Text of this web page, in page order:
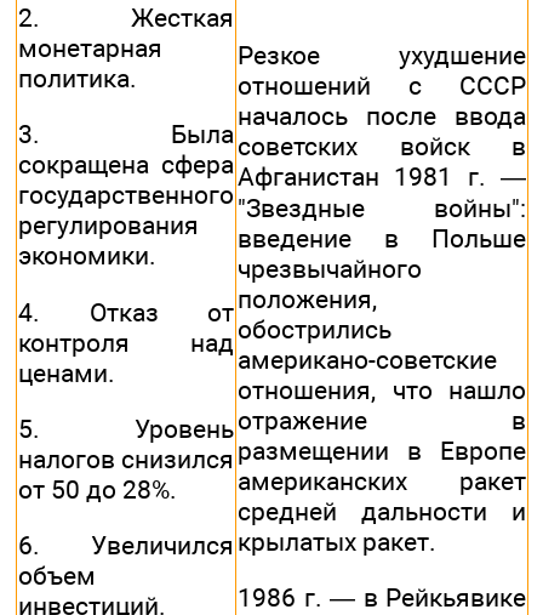
2. Жесткая
монетарная
политика.
3. Была
сокращена сфера
государственного
регулирования
экономики.
4. Отказ от
контроля над
ценами.
5. Уровень
налогов снизился
от 50 до 28%.
6. Увеличился
объем
инвестиций.
Резкое ухудшение
отношений с СССР
началось после ввода
советских войск в
Афганистан 1981 г. —
"Звездные войны":
введение в Польше
чрезвычайного
положения,
обострились
американо-советские
отношения, что нашло
отражение в
размещении в Европе
американских ракет
средней дальности и
крылатых ракет.
1986 г. — в Рейкьявике